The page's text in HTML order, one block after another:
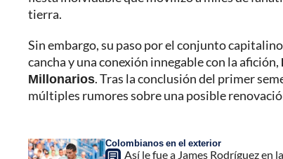
tierra.
Sin embargo, su paso por el conjunto
cancha y una conexión innegable con la afición,
Millonarios. Tras la conclusión del primer
múltiples rumores sobre una posible
Colombianos en el exterior
Así le fue a James Rodríguez en